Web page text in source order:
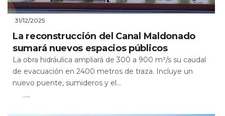
31/12/2025
La reconstrucción del Canal Maldonado
sumará nuevos espacios públicos
La obra hidráulica ampliará de 300 a 900 m³/s su caudal
de evacuación en 2400 metros de traza. Incluye un
nuevo puente, sumideros y el...
Leer Más